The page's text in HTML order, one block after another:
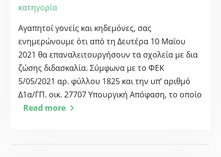
κατηγορία
Αγαπητοί γονείς και κηδεμόνες, σας
ενημερώνουμε ότι από τη Δευτέρα 10 Μαΐου
2021 θα επαναλειτουργήσουν τα σχολεία με δια
ζώσης διδασκαλία. Σύμφωνα με το ΦΕΚ
5/05/2021 αρ. φύλλου 1825 και την υπ’ αριθμό
Δ1α/ΓΠ. οικ. 27707 Υπουργική Απόφαση, το οποίο
Read more